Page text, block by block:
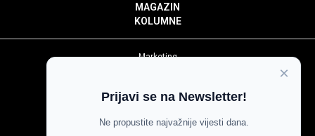
MAGAZIN
KOLUMNE
Marketing
Impressum
Pravila komentiranja
×
Prijavi se na Newsletter!
Ne propustite najvažnije vijesti dana.